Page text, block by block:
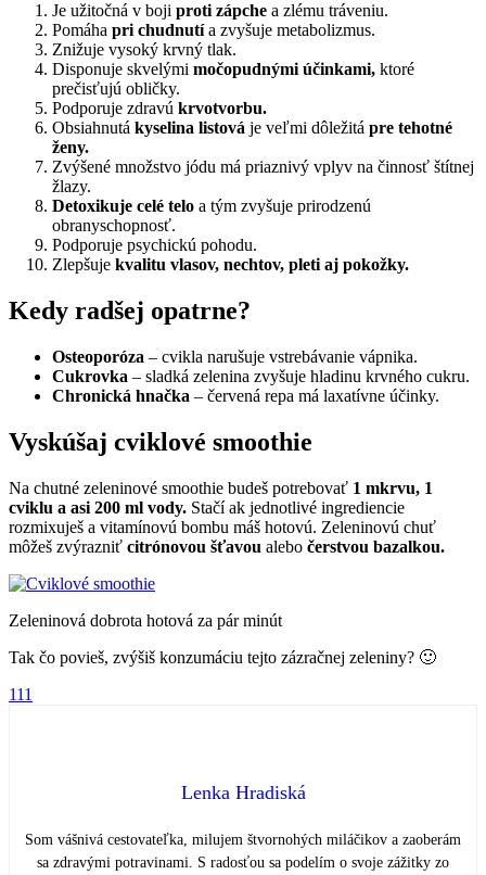
Je užitočná v boji proti zápche a zlému tráveniu.
Pomáha pri chudnutía zvyšuje metabolizmus.
Znižuje vysoký krvný tlak.
Disponuje skvelými močopudnými účinkami, ktoré
prečisťujú obličky.
Podporuje zdravú krvotvorbu.
Obsiahnutá kyselina listová je veľmi dôležitá pre tehotné
ženy.
Zvýšené množstvo jódu má priaznivý vplyv na činnosť štítnej
žlazy.
Detoxikuje celé telo a tým zvyšuje prirodzenú
obranyschopnosť.
Podporuje psychickú pohodu.
Zlepšuje kvalitu vlasov, nechtov, pleti aj pokožky.
Kedy radšej opatrne?
Osteoporóza – cvikla narušuje vstrebávanie vápnika.
Cukrovka – sladká zelenina zvyšuje hladinu krvného cukru.
Chronická hnačka – červená repa má laxatívne účinky.
Vyskúšaj cviklové smoothie
Na chutné zeleninové smoothie budeš potrebovať 1 mkrvu, 1
cviklu a asi 200 ml vody. Stačí ak jednotlivé ingrediencie
rozmixuješ a vitamínovú bombu máš hotovú. Zeleninovú chuť
môžeš zvýrazniť citrónovou šťavou alebo čerstvou bazalkou.
Zeleninová dobrota hotová za pár minút
Tak čo povieš, zvýšiš konzumáciu tejto zázračnej zeleniny? 🙂
111
Lenka Hradiská
Som vášnivá cestovateľka, milujem štvornohých miláčikov a zaoberám
sa zdravými potravinami. S radosťou sa podelím o svoje zážitky zo